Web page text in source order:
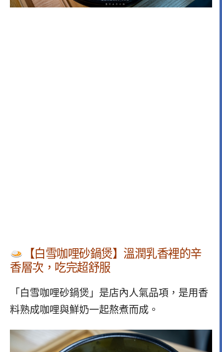
【白雪咖哩砂鍋煲】溫潤乳香裡的辛
香層次，吃完超舒服
「白雪咖哩砂鍋煲」是店內人氣品項，是用香
料熟成咖哩與鮮奶一起熬煮而成。